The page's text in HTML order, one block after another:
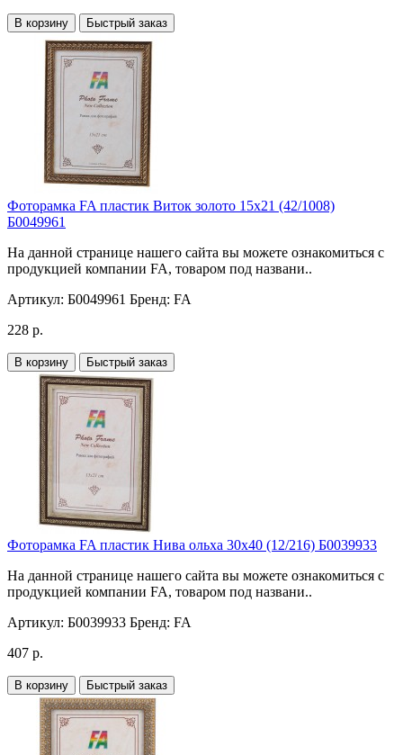
В корзину Быстрый заказ
Фоторамка FA пластик Виток золото 15х21 (42/1008)
Б0049961
На данной странице нашего сайта вы можете ознакомиться с
продукцией компании FA, товаром под названи..
Артикул: Б0049961 Бренд: FA
228 р.
В корзину Быстрый заказ
Фоторамка FA пластик Нива ольха 30х40 (12/216) Б0039933
На данной странице нашего сайта вы можете ознакомиться с
продукцией компании FA, товаром под названи..
Артикул: Б0039933 Бренд: FA
407 р.
В корзину Быстрый заказ